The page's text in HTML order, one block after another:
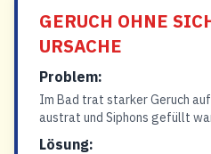
GERUCH OHNE
URSACHE
Problem:
Im Bad trat starker Geruch
austrat und Siphons gefüllt
Lösung: